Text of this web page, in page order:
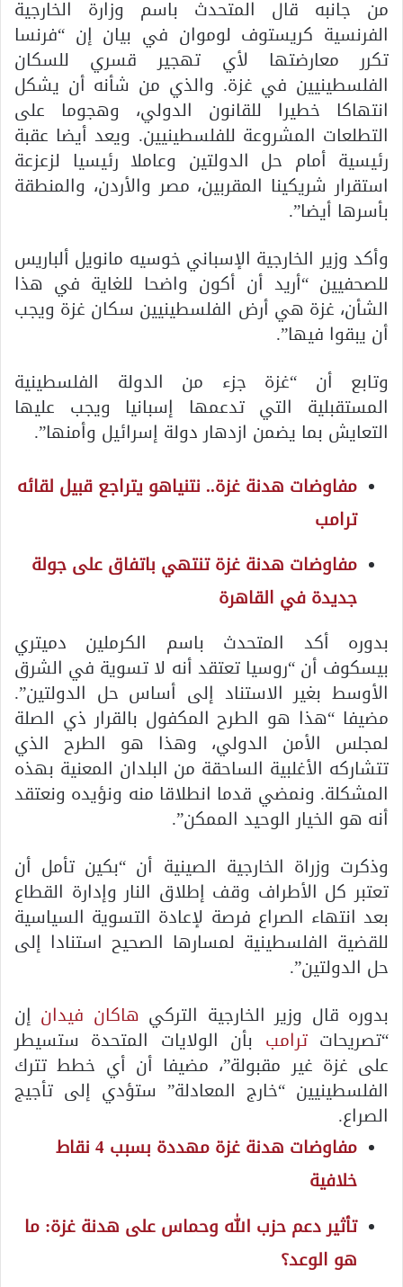
من جانبه قال المتحدث باسم وزارة الخارجية
الفرنسية كريستوف لوموان في بيان إن “فرنسا
تكرر معارضتها لأي تهجير قسري للسكان
الفلسطينيين في غزة. والذي من شأنه أن يشكل
انتهاكا خطيرا للقانون الدولي، وهجوما على
التطلعات المشروعة للفلسطينيين. ويعد أيضا عقبة
رئيسية أمام حل الدولتين وعاملا رئيسيا لزعزعة
استقرار شريكينا المقربين، مصر والأردن، والمنطقة
بأسرها أيضا”.
وأكد وزير الخارجية الإسباني خوسيه مانويل ألباريس
للصحفيين “أريد أن أكون واضحا للغاية في هذا
الشأن، غزة هي أرض الفلسطينيين سكان غزة ويجب
أن يبقوا فيها”.
وتابع أن “غزة جزء من الدولة الفلسطينية
المستقبلية التي تدعمها إسبانيا ويجب عليها
التعايش بما يضمن ازدهار دولة إسرائيل وأمنها”.
مفاوضات هدنة غزة.. نتنياهو يتراجع قبيل لقائه
ترامب
مفاوضات هدنة غزة تنتهي باتفاق على جولة
جديدة في القاهرة
بدوره أكد المتحدث باسم الكرملين دميتري
بيسكوف أن “روسيا تعتقد أنه لا تسوية في الشرق
الأوسط بغير الاستناد إلى أساس حل الدولتين”.
مضيفا “هذا هو الطرح المكفول بالقرار ذي الصلة
لمجلس الأمن الدولي، وهذا هو الطرح الذي
تتشاركه الأغلبية الساحقة من البلدان المعنية بهذه
المشكلة. ونمضي قدما انطلاقا منه ونؤيده ونعتقد
أنه هو الخيار الوحيد الممكن”.
وذكرت وزراة الخارجية الصينية أن “بكين تأمل أن
تعتبر كل الأطراف وقف إطلاق النار وإدارة القطاع
بعد انتهاء الصراع فرصة لإعادة التسوية السياسية
للقضية الفلسطينية لمسارها الصحيح استنادا إلى
حل الدولتين”.
بدوره قال وزير الخارجية التركي هاكان فيدان إن
“تصريحات ترامب بأن الولايات المتحدة ستسيطر
على غزة غير مقبولة”، مضيفا أن أي خطط تترك
الفلسطينيين “خارج المعادلة” ستؤدي إلى تأجيج
الصراع.
مفاوضات هدنة غزة مهددة بسبب 4 نقاط
خلافية
تأثير دعم حزب الله وحماس على هدنة غزة: ما
هو الوعد؟